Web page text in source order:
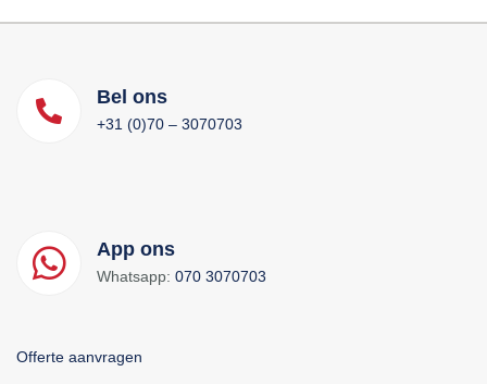
Bel ons
+31 (0)70 – 3070703
App ons
Whatsapp: 070 3070703
Offerte aanvragen